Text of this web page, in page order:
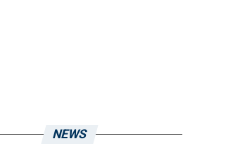
NEWS